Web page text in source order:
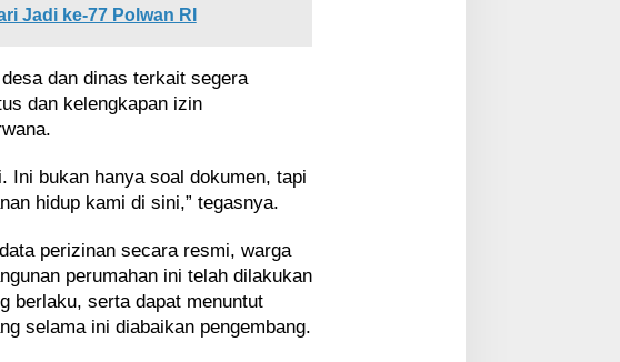
Jadi ke-77 Polwan RI
dan dinas terkait segera
dan kelengkapan izin
Ini bukan hanya soal dokumen, tapi
hidup kami di sini,” tegasnya.
perizinan secara resmi, warga
perumahan ini telah dilakukan
berlaku, serta dapat menuntut
selama ini diabaikan pengembang.